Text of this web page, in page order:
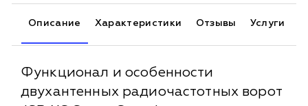
Описание Характеристики Отзывы Услуги
Функционал и особенности
двухантенных радиочастотных ворот